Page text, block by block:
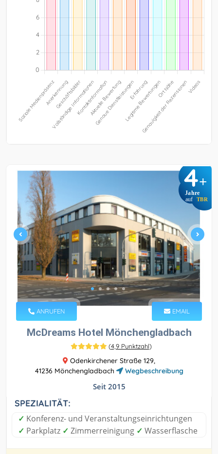
4+
Jahre
auf TBR
ANRUFEN EMAIL
McDreams Hotel Mönchengladbach
(4,9 Punktzahl)
Odenkirchener Straße 129,
41236 Mönchengladbach
Wegbeschreibung
Seit 2015
SPEZIALITÄT:
✓ Konferenz- und Veranstaltungseinrichtungen
✓ Parkplatz ✓ Zimmerreinigung ✓ Wasserflasche